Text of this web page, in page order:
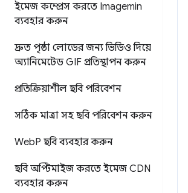
ইমেজ কম্প্রেস করতে Imagemin
ব্যবহার করুন
দ্রুত পৃষ্ঠা লোডের জন্য ভিডিও দিয়ে
অ্যানিমেটেড GIF প্রতিস্থাপন করুন
প্রতিক্রিয়াশীল ছবি পরিবেশন
সঠিক মাত্রা সহ ছবি পরিবেশন করুন
WebP ছবি ব্যবহার করুন
ছবি অপ্টিমাইজ করতে ইমেজ CDN
ব্যবহার করুন